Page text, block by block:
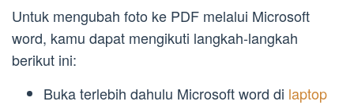
Untuk mengubah foto ke PDF melalui Microsoft
word, kamu dapat mengikuti langkah-langkah
berikut ini:
Buka terlebih dahulu Microsoft word di laptop